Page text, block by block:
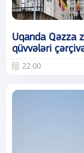
Uqanda Qəzza
qüvvələri
22:00